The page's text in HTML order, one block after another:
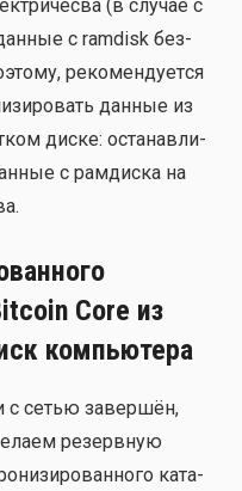
(в слу­чае с
с ramdisk без­
реко­мен­ду­ет­ся
дан­ные из
дис­ке: оста­нав­ли­
с рам­дис­ка на
Core из
компьютера
с сетью завер­шён,
резерв­ную
ката­